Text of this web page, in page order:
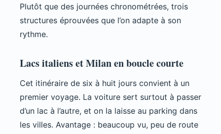
Plutôt que des journées chronométrées, trois
structures éprouvées que l’on adapte à son
rythme.
Lacs italiens et Milan en boucle courte
Cet itinéraire de six à huit jours convient à un
premier voyage. La voiture sert surtout à passer
d’un lac à l’autre, et on la laisse au parking dans
les villes. Avantage : beaucoup vu, peu de route